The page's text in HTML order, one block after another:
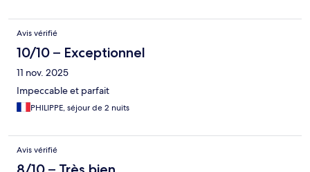
Avis vérifié
10/10 – Exceptionnel
11 nov. 2025
Impeccable et parfait
PHILIPPE, séjour de 2 nuits
Avis vérifié